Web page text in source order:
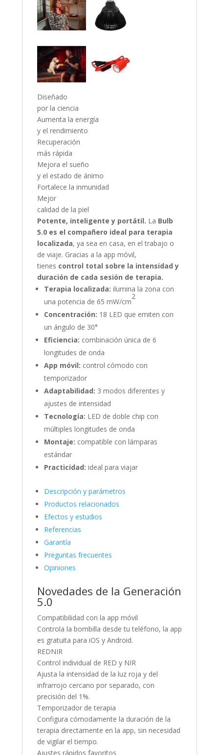
Diseñado
por la ciencia
Aumenta la energía
y el rendimiento
Recuperación
más rápida
Mejora el sueño
y el estado de ánimo
Fortalece la inmunidad
Mejor
calidad de la piel
Potente, inteligente y portátil. La Bulb
5.0 es el compañero ideal para terapia
localizada, ya sea en casa, en el trabajo o
de viaje. Gracias a la app móvil,
tienes control total sobre la intensidad y
duración de cada sesión de terapia.
Terapia localizada: ilumina la zona con
una potencia de 65 mW/cm
2
Concentración: 18 LED que emiten con
un ángulo de 30°
Eficiencia: combinación única de 6
longitudes de onda
App móvil: control cómodo con
temporizador
Adaptabilidad: 3 modos diferentes y
ajustes de intensidad
Tecnología: LED de doble chip con
múltiples longitudes de onda
Montaje: compatible con lámparas
estándar
Practicidad: ideal para viajar
Descripción y parámetros
Productos relacionados
Efectos y estudios
Referencias
Garantía
Preguntas frecuentes
Opiniones
Novedades de la Generación
5.0
Compatibilidad con la app móvil
Controla la bombilla desde tu teléfono, la app
es gratuita para iOS y Android.
REDNIR
Control individual de RED y NIR
Ajusta la intensidad de la luz roja y del
infrarrojo cercano por separado, con
precisión del 1%.
Temporizador de terapia
Configura cómodamente la duración de la
terapia directamente en la app, sin necesidad
de vigilar el tiempo.
Ajustes rápidos favoritos